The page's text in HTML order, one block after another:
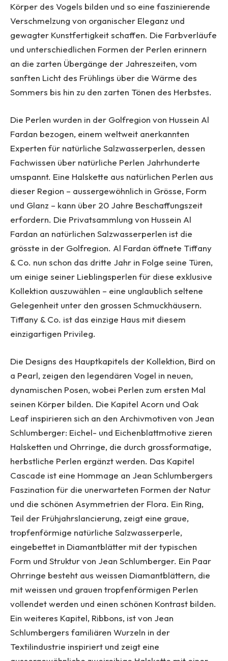
Körper des Vogels bilden und so eine faszinierende
Verschmelzung von organischer Eleganz und
gewagter Kunstfertigkeit schaffen. Die Farbverläufe
und unterschiedlichen Formen der Perlen erinnern
an die zarten Übergänge der Jahreszeiten, vom
sanften Licht des Frühlings über die Wärme des
Sommers bis hin zu den zarten Tönen des Herbstes.
Die Perlen wurden in der Golfregion von Hussein Al
Fardan bezogen, einem weltweit anerkannten
Experten für natürliche Salzwasserperlen, dessen
Fachwissen über natürliche Perlen Jahrhunderte
umspannt. Eine Halskette aus natürlichen Perlen aus
dieser Region – aussergewöhnlich in Grösse, Form
und Glanz – kann über 20 Jahre Beschaffungszeit
erfordern. Die Privatsammlung von Hussein Al
Fardan an natürlichen Salzwasserperlen ist die
grösste in der Golfregion. Al Fardan öffnete Tiffany
& Co. nun schon das dritte Jahr in Folge seine Türen,
um einige seiner Lieblingsperlen für diese exklusive
Kollektion auszuwählen – eine unglaublich seltene
Gelegenheit unter den grossen Schmuckhäusern.
Tiffany & Co. ist das einzige Haus mit diesem
einzigartigen Privileg.
Die Designs des Hauptkapitels der Kollektion, Bird on
a Pearl, zeigen den legendären Vogel in neuen,
dynamischen Posen, wobei Perlen zum ersten Mal
seinen Körper bilden. Die Kapitel Acorn und Oak
Leaf inspirieren sich an den Archivmotiven von Jean
Schlumberger: Eichel- und Eichenblattmotive zieren
Halsketten und Ohrringe, die durch grossformatige,
herbstliche Perlen ergänzt werden. Das Kapitel
Cascade ist eine Hommage an Jean Schlumbergers
Faszination für die unerwarteten Formen der Natur
und die schönen Asymmetrien der Flora. Ein Ring,
Teil der Frühjahrslancierung, zeigt eine graue,
tropfenförmige natürliche Salzwasserperle,
eingebettet in Diamantblätter mit der typischen
Form und Struktur von Jean Schlumberger. Ein Paar
Ohrringe besteht aus weissen Diamantblättern, die
mit weissen und grauen tropfenförmigen Perlen
vollendet werden und einen schönen Kontrast bilden.
Ein weiteres Kapitel, Ribbons, ist von Jean
Schlumbergers familiären Wurzeln in der
Textilindustrie inspiriert und zeigt eine